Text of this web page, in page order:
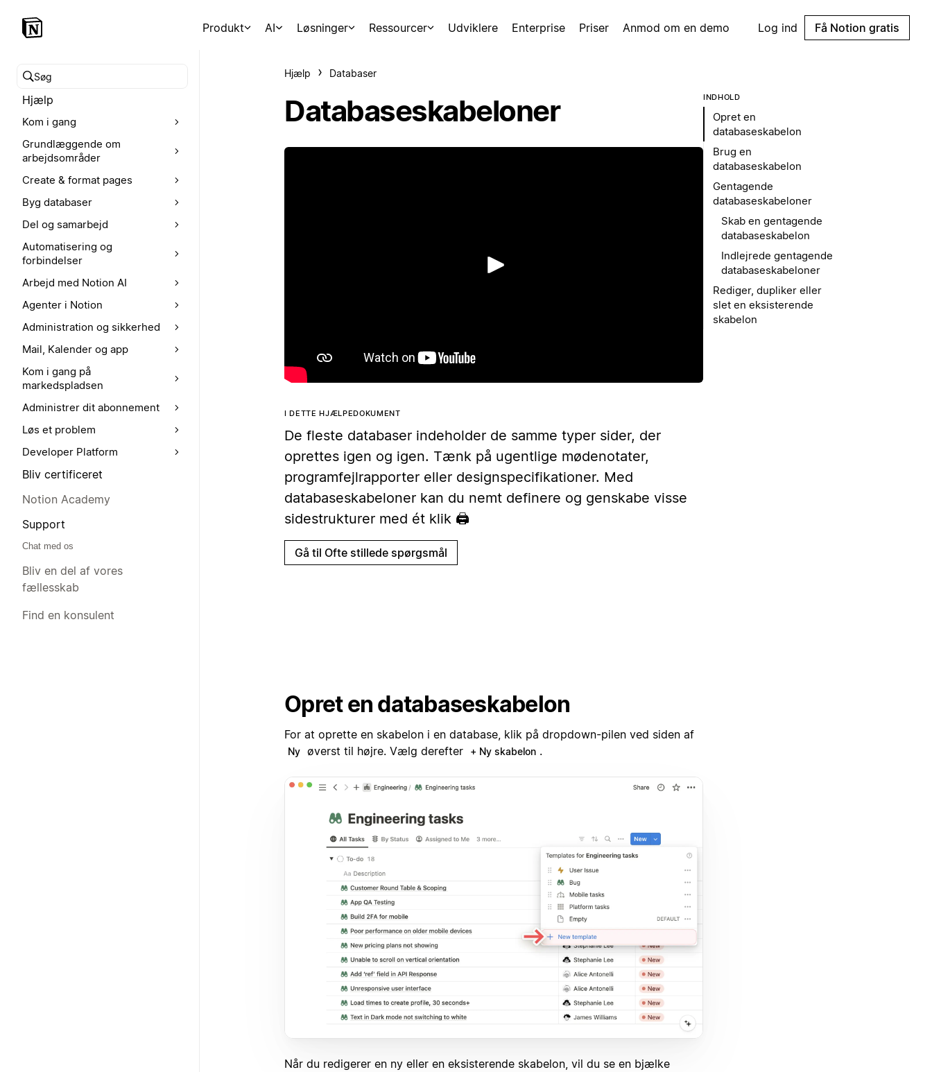
Produkt AI Løsninger Ressourcer Udviklere Enterprise Priser Anmod om en demo Log ind Få Notion gratis
Søg i hjælpecenteret
Hjælp
Kom i gang
Grundlæggende om
arbejdsområder
Create & format pages
Byg databaser
Del og samarbejd
Automatisering og
forbindelser
Arbejd med Notion AI
Agenter i Notion
Administration og sikkerhed
Mail, Kalender og app
Kom i gang på
markedspladsen
Administrer dit abonnement
Løs et problem
Developer Platform
Bliv certificeret
Notion Academy
Support
Chat med os
Bliv en del af vores
fællesskab
Find en konsulent
Hjælp Databaser
Databaseskabeloner
Afspil
I DETTE HJÆLPEDOKUMENT
De fleste databaser indeholder de samme typer sider, der
oprettes igen og igen. Tænk på ugentlige mødenotater,
programfejlrapporter eller designspecifikationer. Med
databaseskabeloner kan du nemt definere og genskabe visse
sidestrukturer med ét klik 🖨
Gå til Ofte stillede spørgsmål
Opret en databaseskabelon
For at oprette en skabelon i en database, klik på dropdown-pilen ved siden af
Ny øverst til højre. Vælg derefter + Ny skabelon .
Når du redigerer en ny eller en eksisterende skabelon, vil du se en bjælke
INDHOLD
Opret en
databaseskabelon
Brug en
databaseskabelon
Gentagende
databaseskabeloner
Skab en gentagende
databaseskabelon
Indlejrede gentagende
databaseskabeloner
Rediger, dupliker eller
slet en eksisterende
skabelon